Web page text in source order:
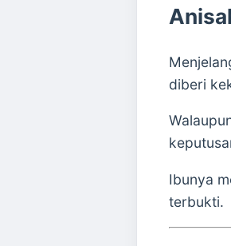
diberi
Ibunya
terbukti.